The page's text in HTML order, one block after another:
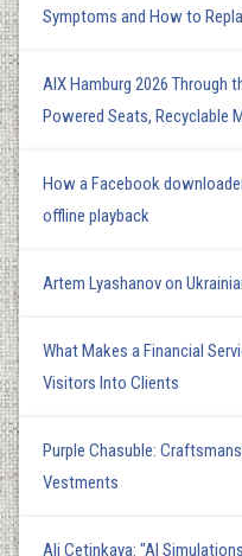
Symptoms and How to
AIX Hamburg 2026 Through
Powered Seats, Recyclable
How a Facebook
offline playback
Artem Lyashanov on
What Makes a Financial
Visitors Into Clients
Purple Chasuble:
Vestments
Ali Çetinkaya: "AI